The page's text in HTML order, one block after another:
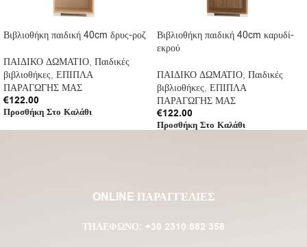
Βιβλιοθήκη παιδική 40cm δρυς-ροζ
ΠΑΙΔΙΚΟ ΔΩΜΑΤΙΟ, Παιδικές
βιβλιοθήκες, ΕΠΙΠΛΑ
ΠΑΡΑΓΩΓΗΣ ΜΑΣ
€122.00
Προσθήκη Στο Καλάθι
Βιβλιοθήκη παιδική 40cm καρυδί-
εκρού
ΠΑΙΔΙΚΟ ΔΩΜΑΤΙΟ, Παιδικές
βιβλιοθήκες, ΕΠΙΠΛΑ
ΠΑΡΑΓΩΓΗΣ ΜΑΣ
€122.00
Προσθήκη Στο Καλάθι
ONLINE ΠΑΡΑΓΓΕΛΙΕΣ
ΤΗΛΈΦΩΝΟ: +30 2310 682 358